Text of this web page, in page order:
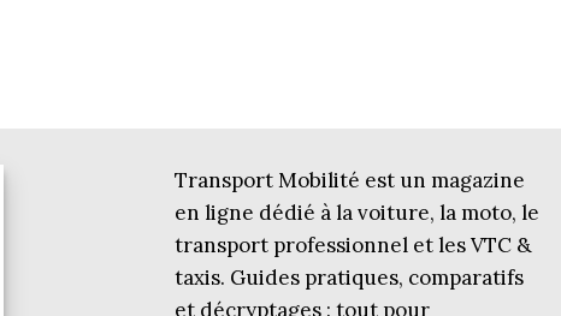
Transport Mobilité est un magazine
en ligne dédié à la voiture, la moto, le
transport professionnel et les VTC &
taxis. Guides pratiques, comparatifs
et décryptages : tout pour